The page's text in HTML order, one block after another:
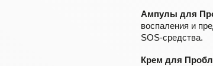
Ампулы для
воспаления и
SOS-средства.
Крем для